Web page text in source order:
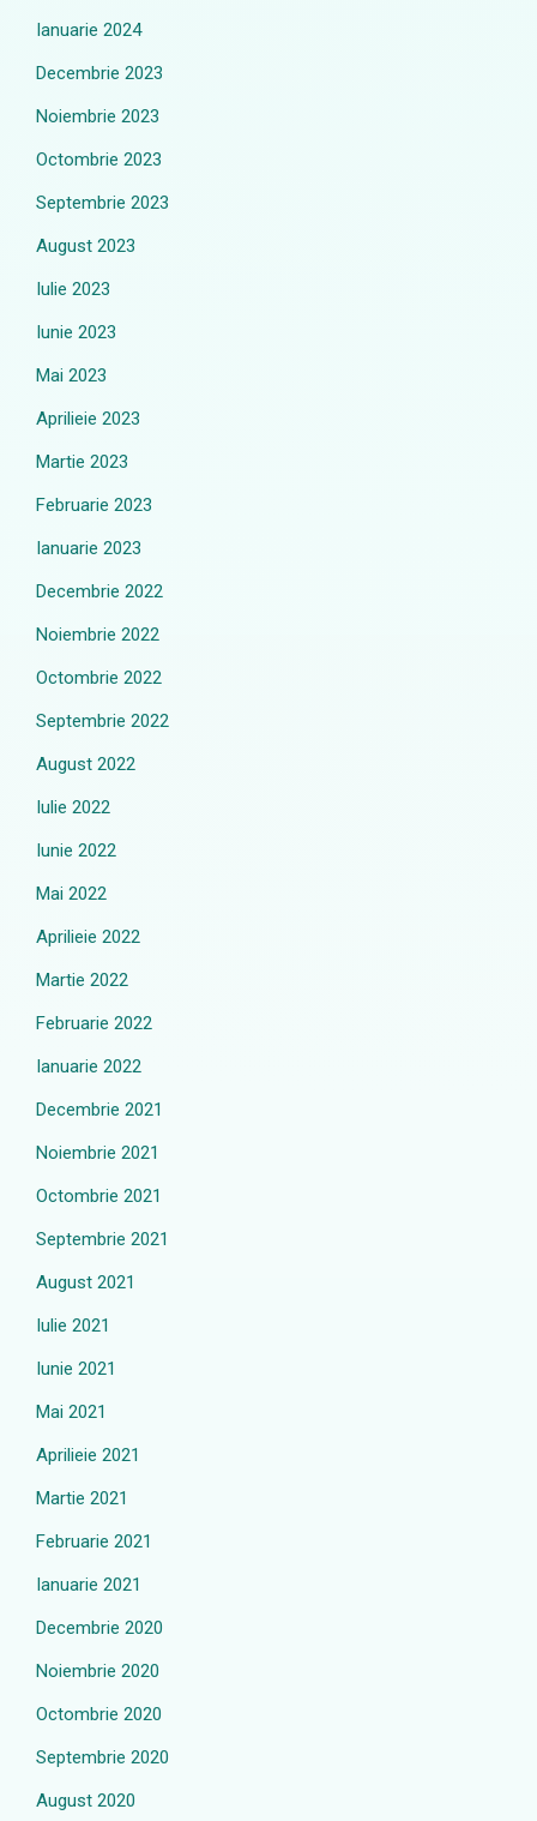
Ianuarie 2024
Decembrie 2023
Noiembrie 2023
Octombrie 2023
Septembrie 2023
August 2023
Iulie 2023
Iunie 2023
Mai 2023
Aprilieie 2023
Martie 2023
Februarie 2023
Ianuarie 2023
Decembrie 2022
Noiembrie 2022
Octombrie 2022
Septembrie 2022
August 2022
Iulie 2022
Iunie 2022
Mai 2022
Aprilieie 2022
Martie 2022
Februarie 2022
Ianuarie 2022
Decembrie 2021
Noiembrie 2021
Octombrie 2021
Septembrie 2021
August 2021
Iulie 2021
Iunie 2021
Mai 2021
Aprilieie 2021
Martie 2021
Februarie 2021
Ianuarie 2021
Decembrie 2020
Noiembrie 2020
Octombrie 2020
Septembrie 2020
August 2020